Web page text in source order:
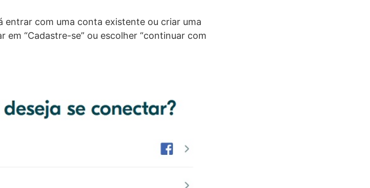
entrar com uma conta existente ou criar uma
em “Cadastre-se” ou escolher “continuar com